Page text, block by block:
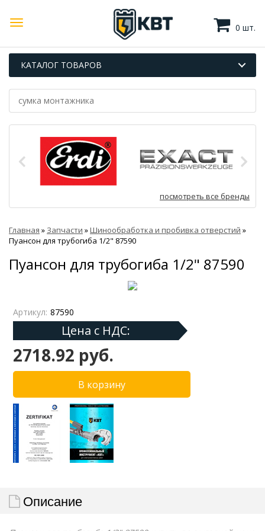
0 шт.
КАТАЛОГ ТОВАРОВ
посмотреть все бренды
Главная » Запчасти »Шинообработка и пробивка отверстий »
Пуансон для трубогиба 1/2" 87590
Пуансон для трубогиба 1/2" 87590
Артикул: 87590
Цена с НДС:
2718.92 руб.
Описание